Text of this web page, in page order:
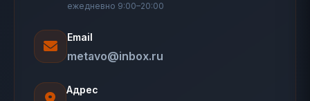
ежедневно 9:00–20:00
Email
metavo@inbox.ru
Адрес